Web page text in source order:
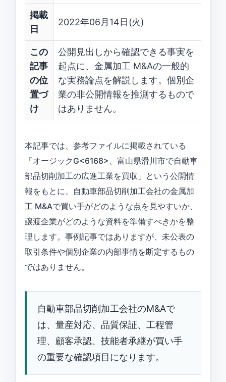
掲載
日
2022年06月14日(火)
この
記事
の位
置づ
け
公開見出しから確認できる事実を
起点に、金属加工 M&Aの一般的
な実務論点を解説します。個別企
業の非公開情報を推測するもので
はありません。
本記事では、参考ファイルに掲載されている
「オージックG<6168>、富山県滑川市で自動車
部品切削加工の広進工業を買収」という公開情
報をもとに、自動車部品切削加工会社の金属加
工 M&Aで買い手がどのような点を見やすいか、
譲渡企業がどのような資料を準備すべきかを整
理します。事例記事ではありますが、未公表の
取引条件や個別企業の内部事情を断定するもの
ではありません。
自動車部品切削加工会社のM&Aで
は、量産対応、品質保証、工程管
理、顧客承認、技能者承継が買い手
の重要な確認項目になります。